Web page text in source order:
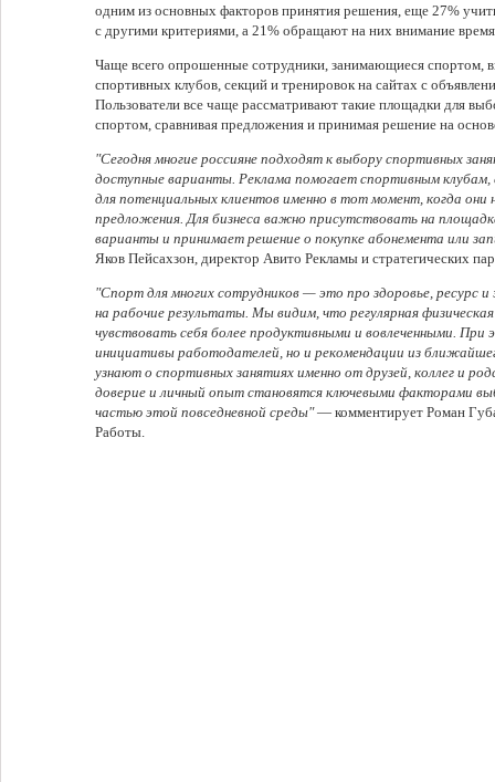
одним из основных факторов принятия решения, еще 27%
с другими критериями, а 21% обращают на них внимание
Чаще всего опрошенные сотрудники, занимающиеся спортом,
спортивных клубов, секций и тренировок на сайтах с
Пользователи все чаще рассматривают такие площадки для
спортом, сравнивая предложения и принимая решение на
"Сегодня многие россияне подходят к выбору спортивных
доступные варианты. Реклама помогает спортивным
для потенциальных клиентов именно в тот момент, когда они
предложения. Для бизнеса важно присутствовать на
варианты и принимает решение о покупке абонемента или
Яков Пейсахзон, директор Авито Рекламы и стратегических
"Спорт для многих сотрудников — это про здоровье, ресурс
на рабочие результаты. Мы видим, что регулярная
чувствовать себя более продуктивными и вовлеченными.
инициативы работодателей, но и рекомендации из
узнают о спортивных занятиях именно от друзей, коллег и
доверие и личный опыт становятся ключевыми факторами
частью этой повседневной среды"— комментирует Роман
Работы.